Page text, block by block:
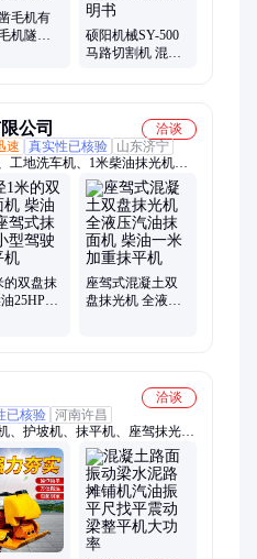
毛机有
机隧道
硕阳机械SY-500
马路切割机 混凝
公司
洽谈
速 真实性已核验
山东济宁
工地洗车机、1米柴油抹光机、
机、小型座驾压路机、小型手扶
管弯管机、越野卡丁车、儿童卡
的双盘抹
25HP座
座驾式混凝土双
盘抹光机 全液压
洽谈
已核验 河南许昌
、护坡机、抹平机、座驾抹光